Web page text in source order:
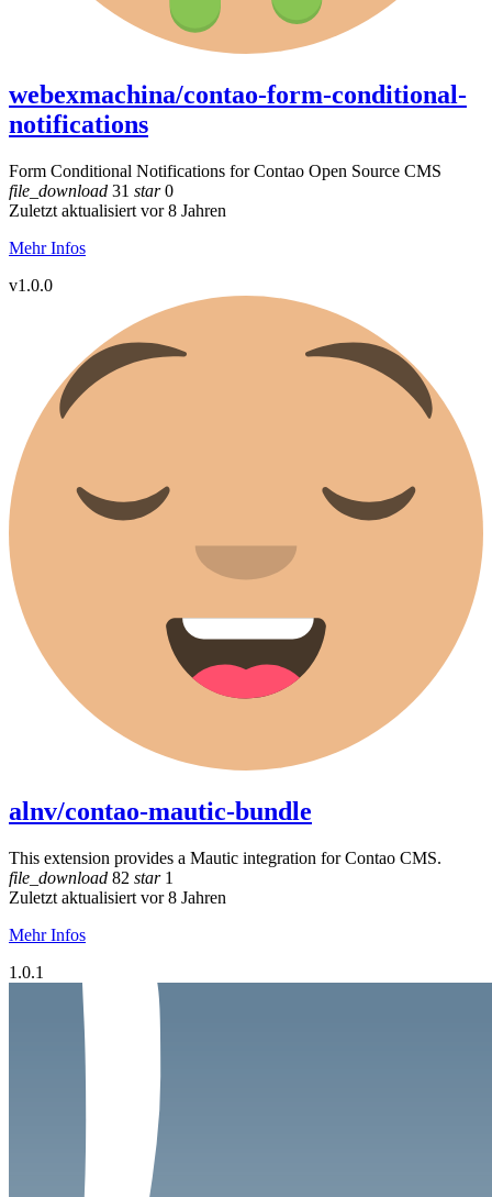
webexmachina/contao-form-conditional-
notifications
Form Conditional Notifications for Contao Open Source CMS
file_download 31 star0
Zuletzt aktualisiert vor 8 Jahren
Mehr Infos
v1.0.0
alnv/contao-mautic-bundle
This extension provides a Mautic integration for Contao CMS.
file_download 82 star1
Zuletzt aktualisiert vor 8 Jahren
Mehr Infos
1.0.1